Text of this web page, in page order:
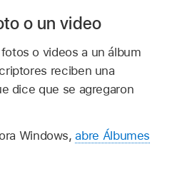
o un video
o videos a un álbum
reciben una
dice que se agregaron
Windows,abre Álbumes